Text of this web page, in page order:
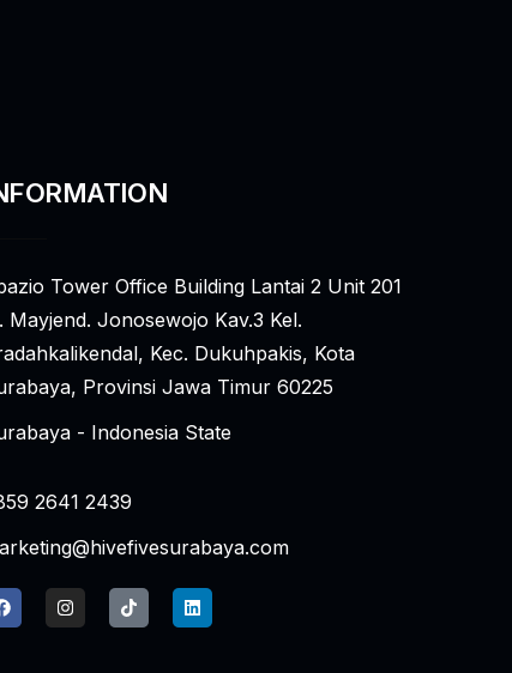
Tower Office Building Lantai 2 Unit 201
Mayjend. Jonosewojo Kav.3 Kel.
Kec. Dukuhpakis, Kota
Provinsi Jawa Timur 60225
- Indonesia State
2641 2439